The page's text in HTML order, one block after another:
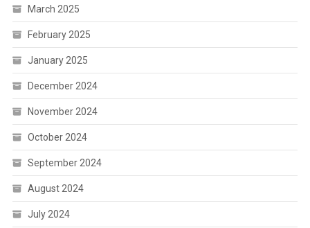
March 2025
February 2025
January 2025
December 2024
November 2024
October 2024
September 2024
August 2024
July 2024